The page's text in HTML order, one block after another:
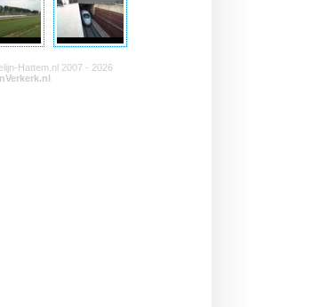
Hattem.nl 2007 - 2026